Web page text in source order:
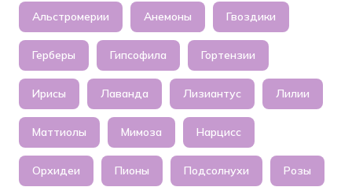
Альстромерии Анемоны Гвоздики
Герберы Гипсофила Гортензии
Ирисы Лаванда Лизиантус Лилии
Маттиолы Мимоза Нарцисс
Орхидеи Пионы Подсолнухи Розы